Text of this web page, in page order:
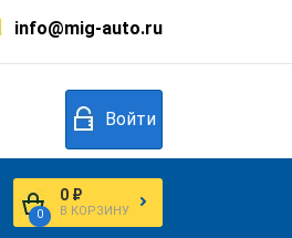
info@mig-auto.ru
Войти
0
0 ₽
В КОРЗИНУ